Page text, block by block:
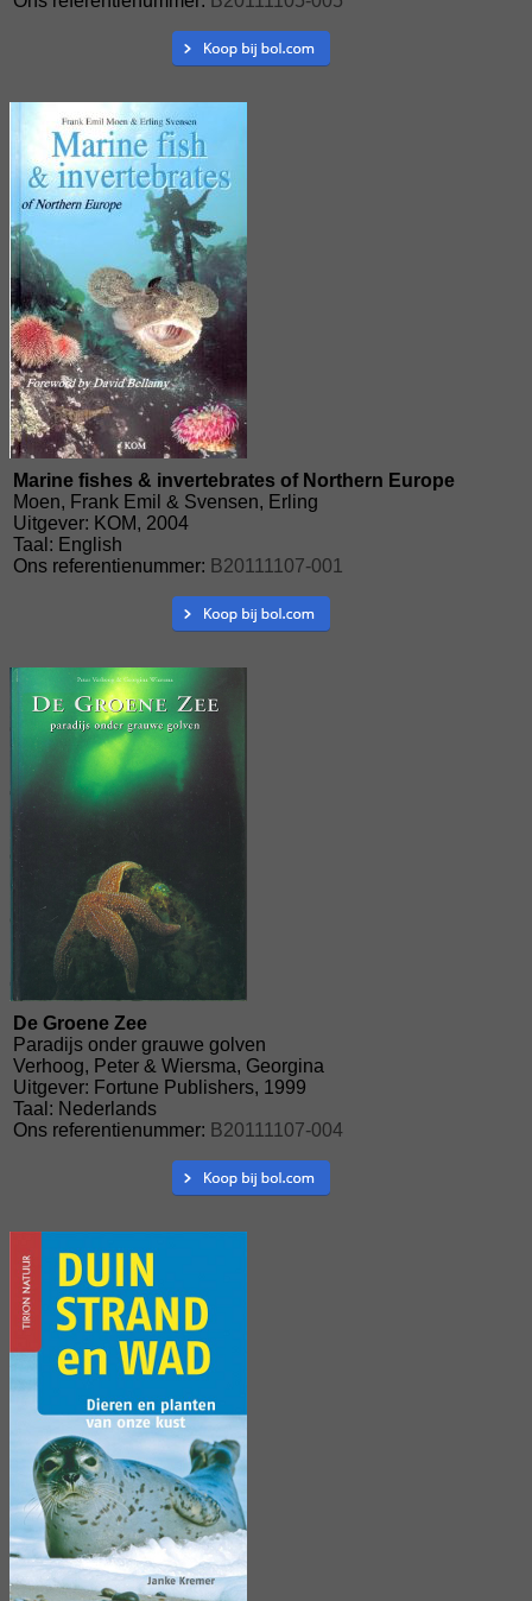
Marine fishes & invertebrates of Northern Europe
Moen, Frank Emil & Svensen, Erling
Uitgever: KOM, 2004
Taal: English
Ons referentienummer: B20111107-001
De Groene Zee
Paradijs onder grauwe golven
Verhoog, Peter & Wiersma, Georgina
Uitgever: Fortune Publishers, 1999
Taal: Nederlands
Ons referentienummer: B20111107-004